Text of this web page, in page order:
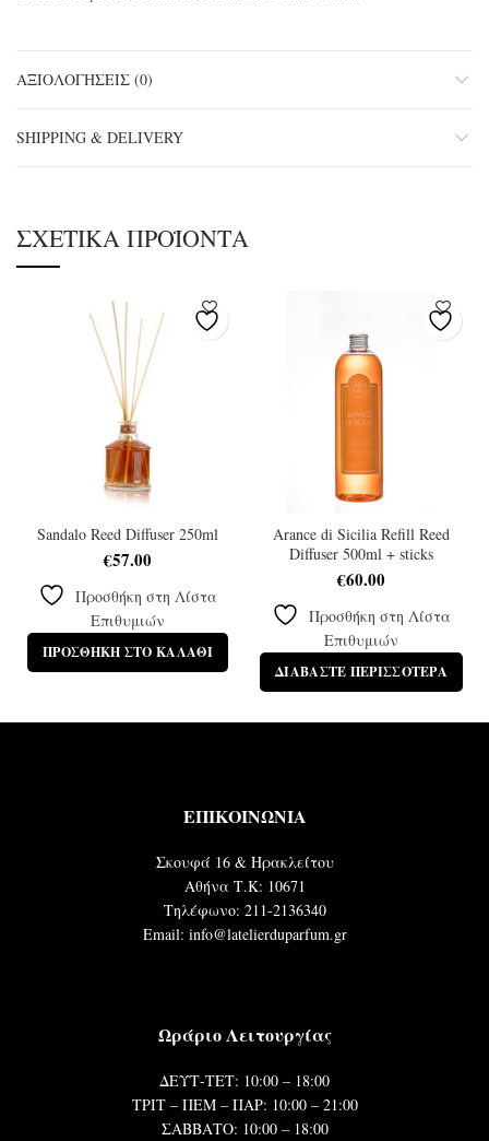
ΑΞΙΟΛΟΓΉΣΕΙΣ (0)
SHIPPING & DELIVERY
ΣΧΕΤΙΚΆ ΠΡΟΪΌΝΤΑ
Sandalo Reed Diffuser 250ml
€57.00
Προσθήκη στη Λίστα
Επιθυμιών
ΠΡΟΣΘΉΚΗ ΣΤΟ ΚΑΛΆΘΙ
Arance di Sicilia Refill Reed
Diffuser 500ml + sticks
€60.00
Προσθήκη στη Λίστα
Επιθυμιών
ΔΙΑΒΆΣΤΕ ΠΕΡΙΣΣΌΤΕΡΑ
ΕΠΙΚΟΙΝΩΝΙΑ
Σκουφά 16 & Ηρακλείτου
Αθήνα Τ.Κ: 10671
Τηλέφωνο: 211-2136340
Email: info@latelierduparfum.gr
Ωράριο Λειτουργίας
ΔΕΥΤ-ΤΕΤ: 10:00 – 18:00
ΤΡΙΤ – ΠΕΜ – ΠΑΡ: 10:00 – 21:00
ΣΑΒΒΑΤΟ: 10:00 – 18:00